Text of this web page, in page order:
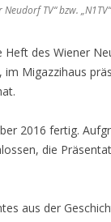
TV“ bzw.
des Wiener
Migazzihaus
2016 fertig.
die
aus der